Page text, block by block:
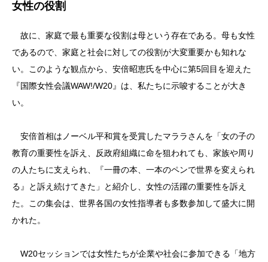
女性の役割
故に、家庭で最も重要な役割は母という存在である。母も女性
であるので、家庭と社会に対しての役割が大変重要かも知れな
い。このような観点から、安倍昭恵氏を中心に第5回目を迎えた
『国際女性会議WAW!/W20』は、私たちに示唆することが大き
い。
安倍首相はノーベル平和賞を受賞したマララさんを「女の子の
教育の重要性を訴え、反政府組織に命を狙われても、家族や周り
の人たちに支えられ、『一冊の本、一本のペンで世界を変えられ
る』と訴え続けてきた」と紹介し、女性の活躍の重要性を訴え
た。この集会は、世界各国の女性指導者も多数参加して盛大に開
かれた。
W20セッションでは女性たちが企業や社会に参加できる「地方